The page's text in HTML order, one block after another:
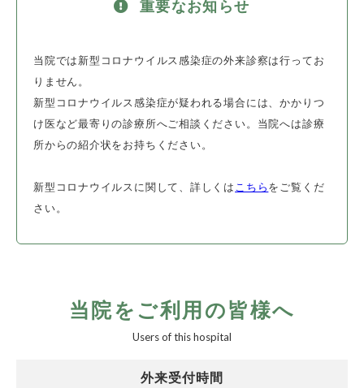
重要なお知らせ
当院では新型コロナウイルス感染症の外来診察は行ってお
りません。
新型コロナウイルス感染症が疑われる場合には、かかりつ
け医など最寄りの診療所へご相談ください。 当院へは診療
所からの紹介状をお持ちください。
新型コロナウイルスに関して、詳しくは こちら をご覧くだ
さい。
当院をご利用の皆様へ
Users of this hospital
外来受付時間